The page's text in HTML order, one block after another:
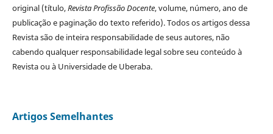
original (título,Revista Profissão Docente, volume, número, ano de
publicação e paginação do texto referido). Todos os artigos dessa
Revista são de inteira responsabilidade de seus autores, não
cabendo qualquer responsabilidade legal sobre seu conteúdo à
Revista ou à Universidade de Uberaba.
Artigos Semelhantes